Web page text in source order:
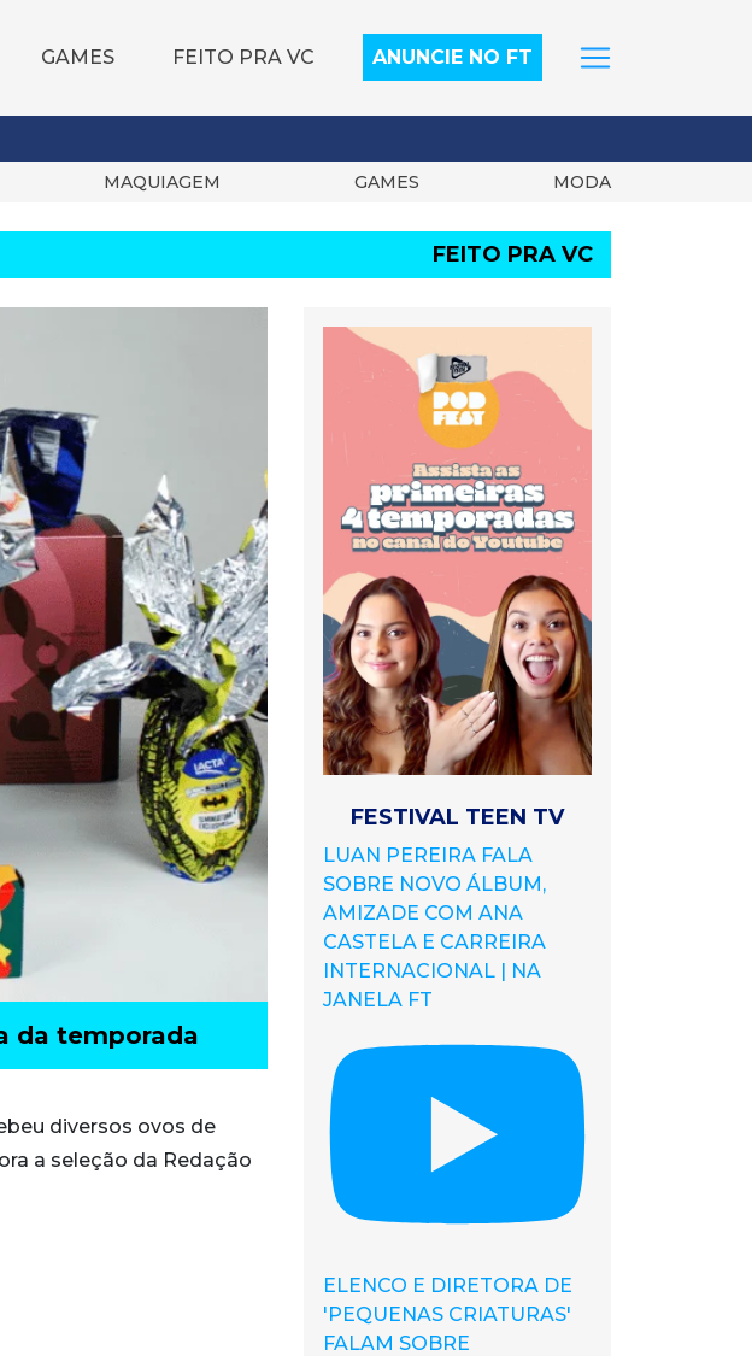
GAMES FEITO PRA VC ANUNCIE NO FT
MAQUIAGEM GAMES MODA
FEITO PRA VC
da temporada
diversos ovos de
a seleção da Redação
FESTIVAL TEEN TV
LUAN PEREIRA FALA
SOBRE NOVO ÁLBUM,
AMIZADE COM ANA
CASTELA E CARREIRA
INTERNACIONAL | NA
JANELA FT
ELENCO E DIRETORA DE
'PEQUENAS CRIATURAS'
FALAM SOBRE